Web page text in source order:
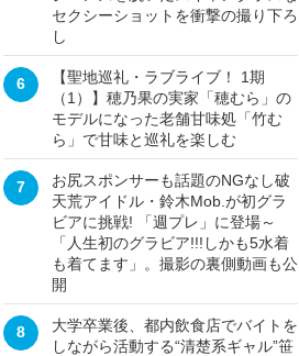
セクシーショットを衝撃の撮り下ろ
し
6
【聖地巡礼・ラブライブ！ 1期
（1）】穂乃果の実家「穂むら」の
モデルになった老舗甘味処「竹む
ら」で甘味と巡礼を楽しむ
7
お尻スポンサーも話題のNGなし破
天荒アイドル・鈴木Mob.が初グラ
ビアに挑戦! 「週プレ」に登場～
「人生初のグラビア!!!しかも5水着
も着てます」。撮影の裏側動画も公
開
8
大学卒業後、都内飲食店でバイトを
しながら活動する“清楚系ギャル”笹